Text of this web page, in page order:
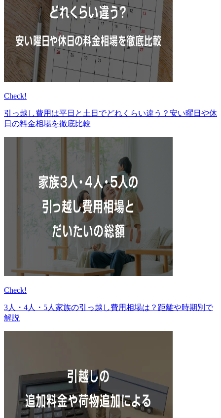
Check!
引っ越し費用は平日と土日でどれくらい違う？安い曜日や休
日の料金相場を徹底比較
Check!
3人・4人・5人家族の引っ越し費用相場は？距離や時期別で
解説